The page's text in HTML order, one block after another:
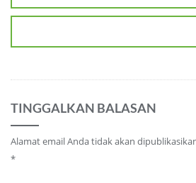
TINGGALKAN BALASAN
Alamat email Anda tidak akan
*